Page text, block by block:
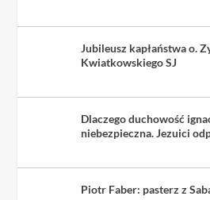
Jubileusz kapłaństwa o.
Kwiatkowskiego SJ
Dlaczego duchowość
niebezpieczna. Jezuici
Piotr Faber: pasterz z